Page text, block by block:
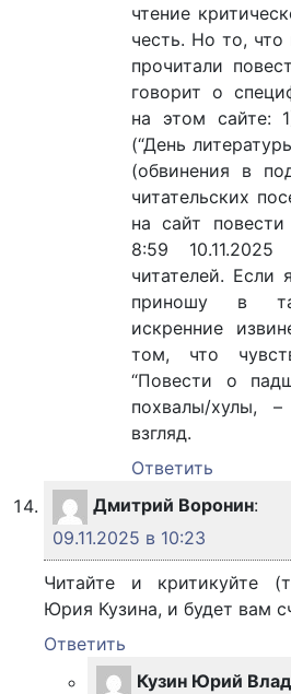
чтение
честь. Но то,
прочитали
говорит о
на этом сайте:
(“День
(обвинения в
читательских
на сайт
8:59
читателей. Если
приношу в
искренние
том, что
“Повести о
похвалы/хулы,
взгляд.
Ответить
Дмитрий Воронин:
09.11.2025 в 10:23
Читайте и критикуйте
Юрия Кузина, и будет вам
Ответить
Кузин Юрий